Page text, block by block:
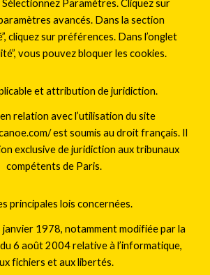
Paramètres. Cliquez sur
avancés. Dans la section
cliquez sur préférences. Dans l’onglet
vous pouvez bloquer les cookies.
et attribution de juridiction.
relation avec l’utilisation du site
est soumis au droit français. Il
exclusive de juridiction aux tribunaux
compétents de Paris.
principales lois concernées.
janvier 1978, notamment modifiée par la
6 août 2004 relative à l’informatique,
fichiers et aux libertés.